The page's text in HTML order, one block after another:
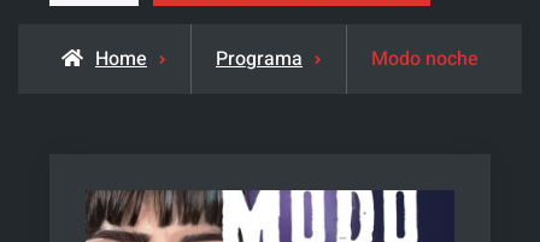
Home Programa Modo noche